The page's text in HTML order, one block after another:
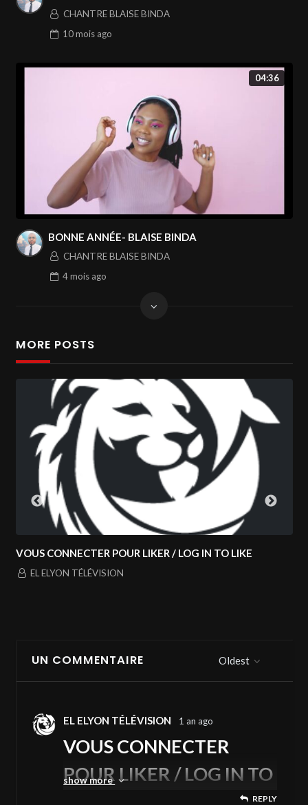
CHANTRE BLAISE BINDA
10 mois ago
04:36
BONNE ANNÉE- BLAISE BINDA
CHANTRE BLAISE BINDA
4 mois ago
MORE POSTS
POUR LIKER / LOG IN TO LIKE
NOUVEAU
UN COMMENTAIRE Oldest
EL ELYON TÉLÉVISION 1 an ago
VOUS CONNECTER
POUR LIKER / LOG IN TO
show more
REPLY